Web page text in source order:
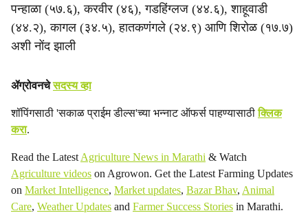
पन्हाळा (५७.६), करवीर (४६), गडहिंग्लज (४४.६), शाहूवाडी
(४४.२), कागल (३४.५), हातकणंगले (२४.९) आणि शिरोळ (१७.७)
अशी नोंद झाली
ॲग्रोवनचेसदस्य व्हा
शॉपिंगसाठी 'सकाळ प्राईम डील्स'च्या भन्नाट ऑफर्स पाहण्यासाठीक्लिक
करा.
Read the Latest Agriculture News in Marathi & Watch
Agriculture videos on Agrowon. Get the Latest Farming Updates
on Market Intelligence, Market updates, Bazar Bhav, Animal
Care, Weather Updates and Farmer Success Stories in Marathi.